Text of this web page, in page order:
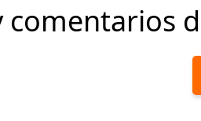
comentarios